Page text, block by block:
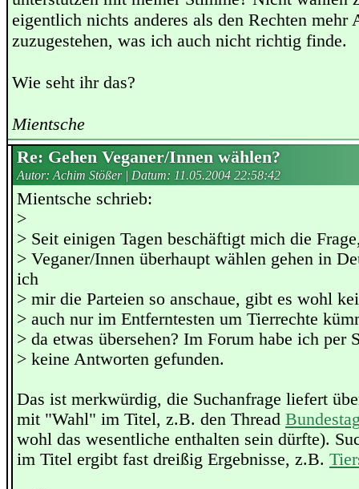
eigentlich nichts anderes als den Rechten mehr
zuzugestehen, was ich auch nicht richtig finde.
Wie seht ihr das?
Mientsche
Re: Gehen Veganer/Innen wählen?
Autor: Achim Stößer | Datum: 11.05.2004 22:58:42
Mientsche schrieb:
>
> Seit einigen Tagen beschäftigt mich die
> Veganer/Innen überhaupt wählen gehen in
ich
> mir die Parteien so anschaue, gibt es wohl
> auch nur im Entferntesten um Tierrechte
> da etwas übersehen? Im Forum habe ich per
> keine Antworten gefunden.
Das ist merkwürdig, die Suchanfrage liefert
mit "Wahl" im Titel, z.B. den Thread
wohl das wesentliche enthalten sein dürfte).
im Titel ergibt fast dreißig Ergebnisse, z.B.